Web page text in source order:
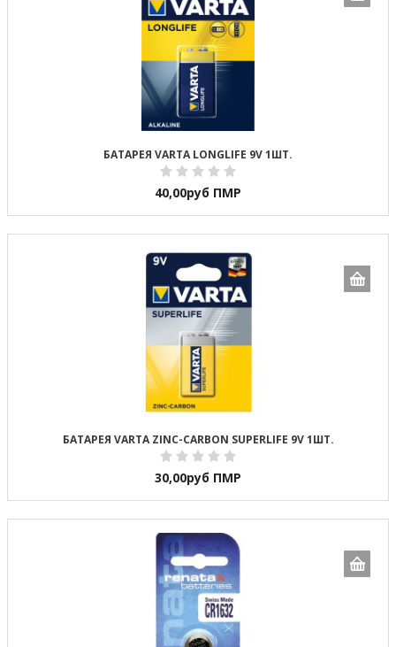
БАТАРЕЯ VARTA LONGLIFE 9V 1ШТ.
40,00руб ПМР
БАТАРЕЯ VARTA ZINC-CARBON SUPERLIFE 9V 1ШТ.
30,00руб ПМР